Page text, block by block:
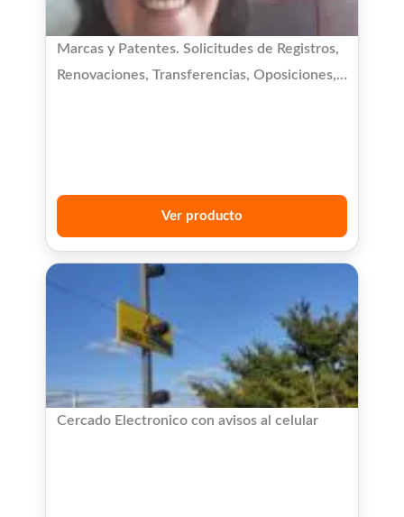
Marcas y Patentes. Solicitudes de Registros,
Renovaciones, Transferencias, Oposiciones,
Ver producto
Cercado Electronico con avisos al celular